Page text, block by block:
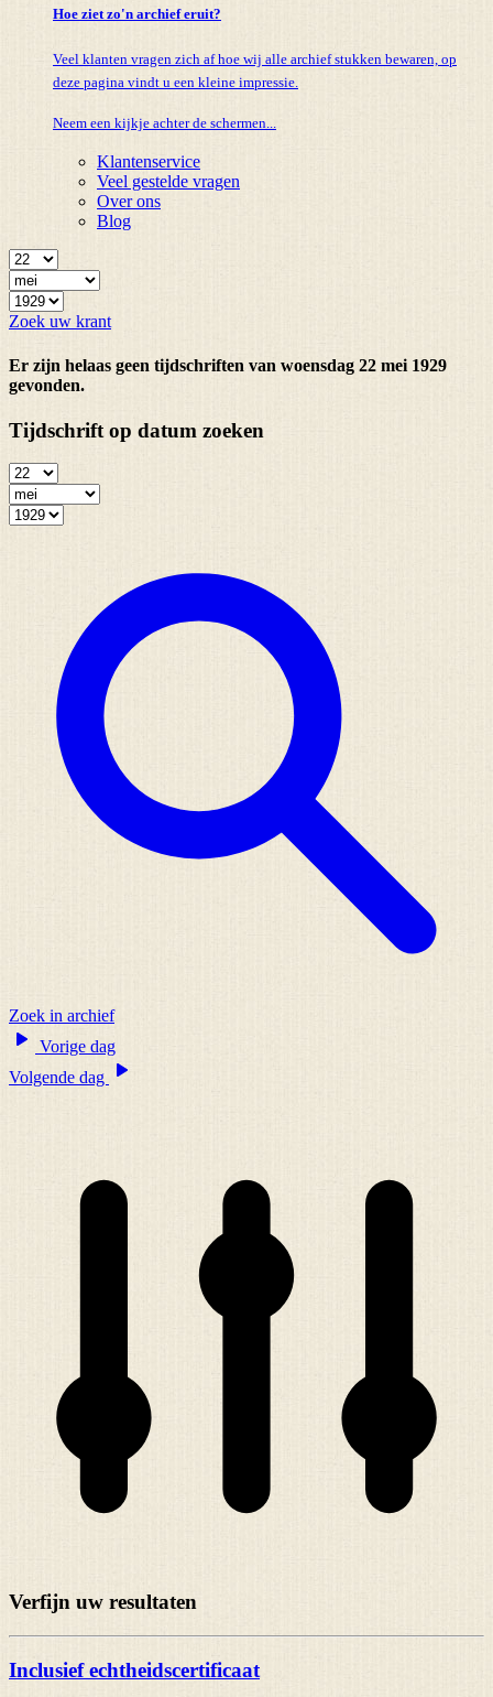
Hoe ziet zo'n archief eruit?
Veel klanten vragen zich af hoe wij alle archief stukken bewaren, op
deze pagina vindt u een kleine impressie.
Neem een kijkje achter de schermen...
Klantenservice
Veel gestelde vragen
Over ons
Blog
Zoek uw krant
Er zijn helaas geen tijdschriften van woensdag 22 mei 1929
gevonden.
Tijdschrift op datum zoeken
Zoek in archief
Vorige dag
Volgende dag
Verfijn uw resultaten
Inclusief echtheidscertificaat